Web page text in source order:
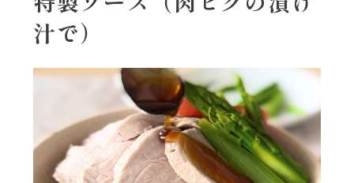
朝シャン（ごはん派）
朝シャン（パン派）
ヘルシー（150kcal以下）
時短（調理時間10分以下）
あえるハコネーゼミートソース
あえるハコネーゼナポリタン
あえるハコネーゼジェノベーゼ
汁で）